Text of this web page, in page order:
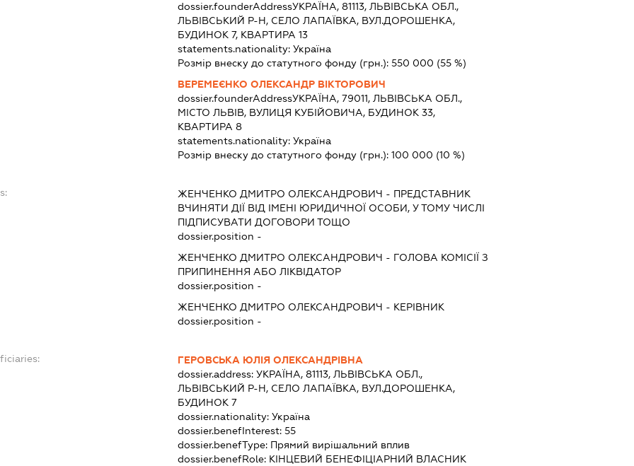
dossier.founderAddressУКРАЇНА, 81113, ЛЬВІВСЬКА ОБЛ.,
ЛЬВІВСЬКИЙ Р-Н, СЕЛО ЛАПАЇВКА, ВУЛ.ДОРОШЕНКА,
БУДИНОК 7, КВАРТИРА 13
statements.nationality:Україна
Розмір внеску до статутного фонду (грн.):550 000 (55 %)
ВЕРЕМЕЄНКО ОЛЕКСАНДР ВІКТОРОВИЧ
dossier.founderAddressУКРАЇНА, 79011, ЛЬВІВСЬКА ОБЛ.,
МІСТО ЛЬВІВ, ВУЛИЦЯ КУБІЙОВИЧА, БУДИНОК 33,
КВАРТИРА 8
statements.nationality:Україна
Розмір внеску до статутного фонду (грн.):100 000 (10 %)
ЖЕНЧЕНКО ДМИТРО ОЛЕКСАНДРОВИЧ - ПРЕДСТАВНИК
ВЧИНЯТИ ДІЇ ВІД ІМЕНІ ЮРИДИЧНОЇ ОСОБИ, У ТОМУ ЧИСЛІ
ПІДПИСУВАТИ ДОГОВОРИ ТОЩО
dossier.position -
ЖЕНЧЕНКО ДМИТРО ОЛЕКСАНДРОВИЧ - ГОЛОВА КОМІСІЇ З
ПРИПИНЕННЯ АБО ЛІКВІДАТОР
dossier.position -
ЖЕНЧЕНКО ДМИТРО ОЛЕКСАНДРОВИЧ - КЕРІВНИК
dossier.position -
ГЕРОВСЬКА ЮЛІЯ ОЛЕКСАНДРІВНА
dossier.address:УКРАЇНА, 81113, ЛЬВІВСЬКА ОБЛ.,
ЛЬВІВСЬКИЙ Р-Н, СЕЛО ЛАПАЇВКА, ВУЛ.ДОРОШЕНКА,
БУДИНОК 7
dossier.nationality:Україна
dossier.benefInterest:55
dossier.benefType: Прямий вирішальний вплив
dossier.benefRole: КІНЦЕВИЙ БЕНЕФІЦІАРНИЙ ВЛАСНИК